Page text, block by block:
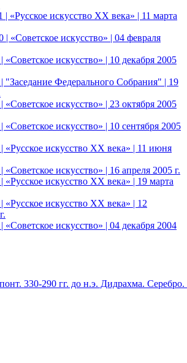
«Русское искусство ХХ века» | 11 марта
«Советское искусство» | 04 февраля
искусство» | 10 декабря 2005
Федерального Собрания" | 19
искусство» | 23 октября 2005
искусство» | 10 сентября 2005
искусство ХХ века» | 11 июня
искусство» | 16 апреля 2005 г.
искусство ХХ века» | 19 марта
искусство ХХ века» | 12
искусство» | 04 декабря 2004